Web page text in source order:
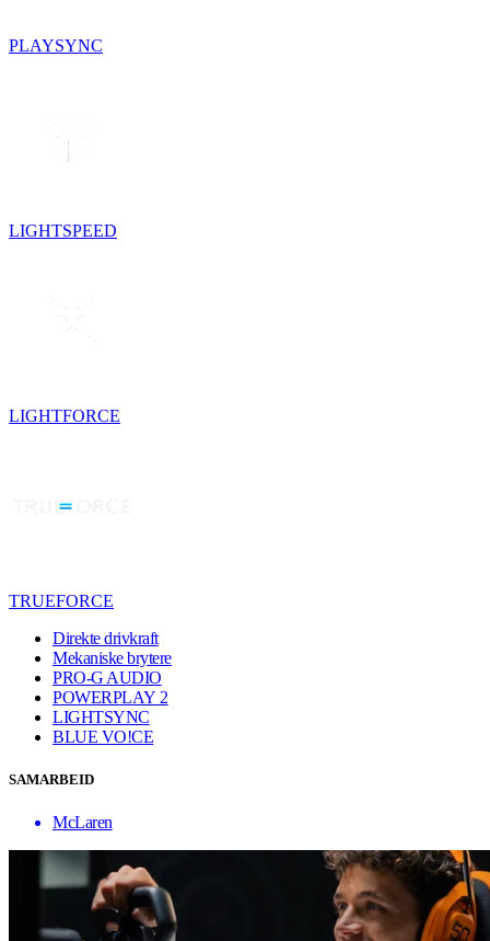
PLAYSYNC
LIGHTSPEED
LIGHTFORCE
TRUEFORCE
Direkte drivkraft
Mekaniske brytere
PRO-G AUDIO
POWERPLAY 2
LIGHTSYNC
BLUE VO!CE
SAMARBEID
McLaren